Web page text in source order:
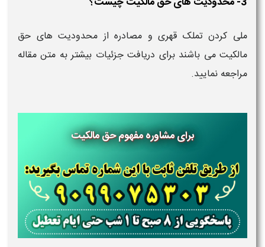
ملی کردن تملک قهری و مصادره از محدودیت های حق
مالکیت می باشند برای دریافت جزئیات بیشتر به متن مقاله
مراجعه نمایید.
برای مشاوره مفهوم حق مالکیت